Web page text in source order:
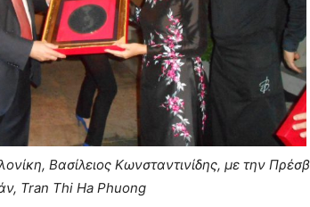
Βασίλειος Κωνσταντινίδης, με την
Tran Thi Ha Phuong